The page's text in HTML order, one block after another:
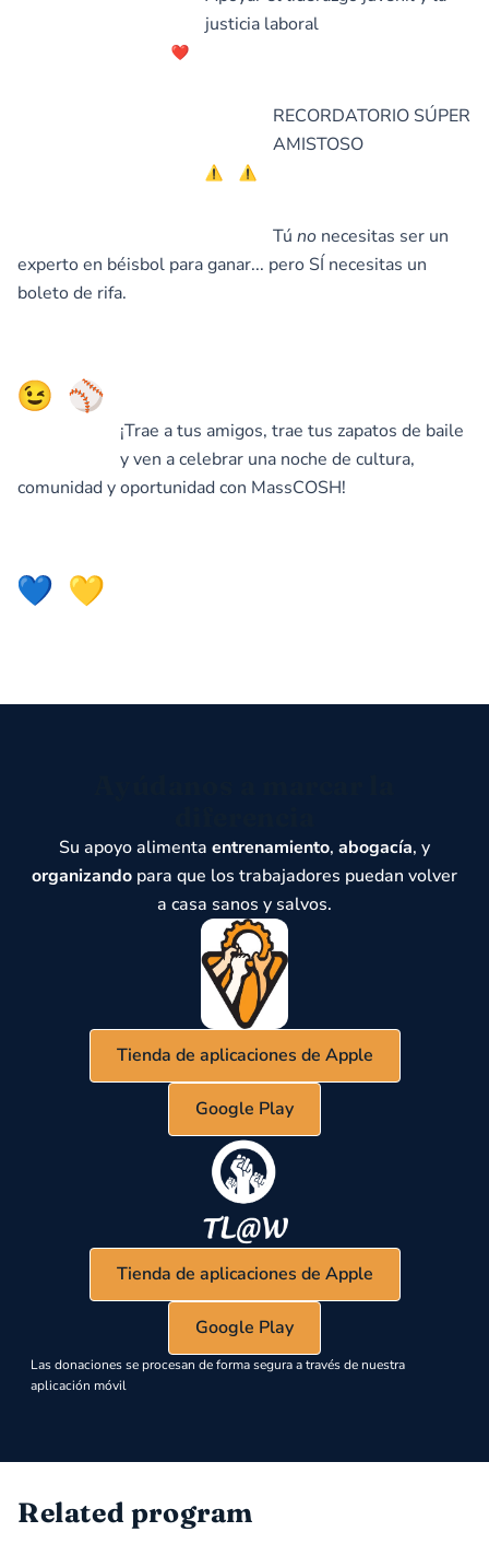
justicia laboral
RECORDATORIO SÚPER
AMISTOSO
Tú no necesitas ser un
experto en béisbol para ganar... pero SÍ necesitas un
boleto de rifa.
¡Trae a tus amigos, trae tus zapatos de baile
y ven a celebrar una noche de cultura,
comunidad y oportunidad con MassCOSH!
Su apoyo alimenta entrenamiento, abogacía, y
organizando para que los trabajadores puedan volver
a casa sanos y salvos.
Tienda de aplicaciones de Apple
Google Play
Tienda de aplicaciones de Apple
Google Play
Las donaciones se procesan de forma segura a través de nuestra
aplicación móvil
Related program